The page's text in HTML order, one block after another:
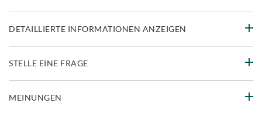
DETAILLIERTE INFORMATIONEN ANZEIGEN
STELLE EINE FRAGE
MEINUNGEN